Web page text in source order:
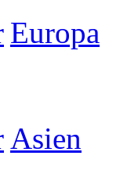
Europa
Asien